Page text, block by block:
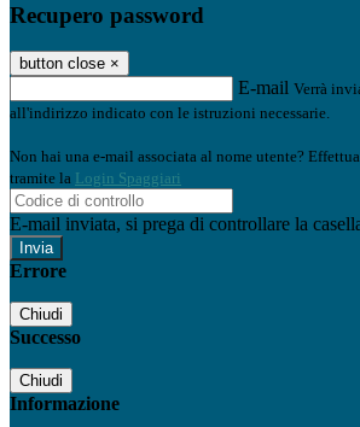
Recupero password
button close ×
E-mail Verrà
all'indirizzo indicato con le istruzioni necessarie.
Non hai una e-mail associata al nome utente?
tramite la Login Spaggiari
E-mail inviata, si prega di controllare la
Errore
Chiudi
Successo
Chiudi
Informazione